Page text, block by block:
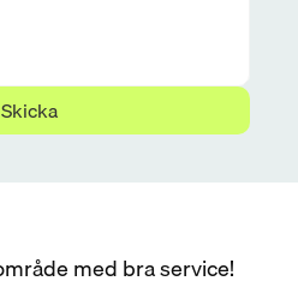
Skicka
med bra service!